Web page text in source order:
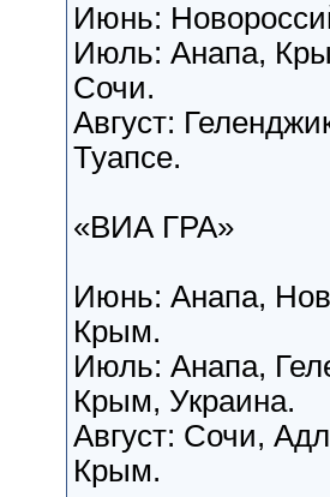
Июнь:
Июль: Анапа,
Сочи.
Август:
Туапсе.
«ВИА ГРА»
Июнь: Анапа,
Крым.
Июль: Анапа,
Крым, Украина.
Август: Сочи,
Крым.